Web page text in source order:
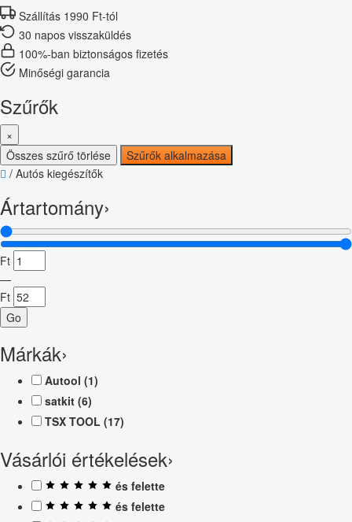
Szállítás 1990 Ft-tól
30 napos visszaküldés
100%-ban biztonságos fizetés
Minőségi garancia
Szűrők
×
Összes szűrő törlése
Szűrők alkalmazása
/ Autós kiegészítők
Ártartomány›
Ft
—
Ft
Go
Márkák›
Autool (1)
satkit (6)
TSX TOOL (17)
Vásárlói értékelések›
és felette
és felette